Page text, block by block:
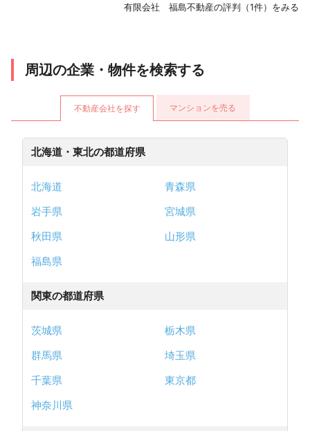
有限会社 福島不動産の評判（1件）をみる
周辺の企業・物件を検索する
不動産会社を探す マンションを売る
北海道・東北の都道府県
北海道
青森県
岩手県
宮城県
秋田県
山形県
福島県
関東の都道府県
茨城県
栃木県
群馬県
埼玉県
千葉県
東京都
神奈川県